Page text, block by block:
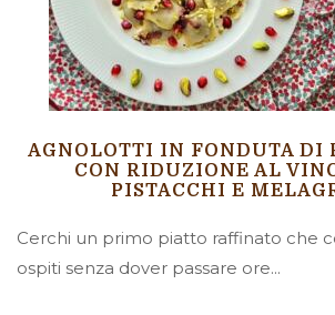
AGNOLOTTI IN FONDUTA DI
CON RIDUZIONE AL
PISTACCHI E
Cerchi un primo piatto raffinato che
ospiti senza dover passare ore...